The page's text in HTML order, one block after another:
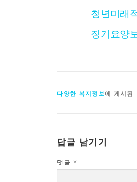
청년미래
장기요양
다양한 복지정보에 게시됨
답글 남기기
댓글 *